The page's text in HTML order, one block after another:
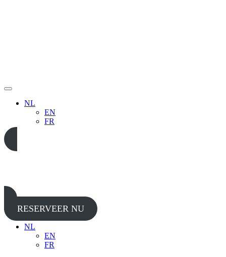
NL
EN
FR
RESERVEER NU
NL
EN
FR